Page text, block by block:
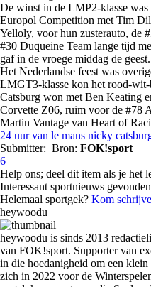
De winst in de LMP2-klasse
Europol Competition met Tim
Yelloly, voor hun zusterauto, de
#30 Duqueine Team lange tijd
gaf in de vroege middag de geest.
Het Nederlandse feest was
LMGT3-klasse kon het rood-
Catsburg won met Ben Keating
Corvette Z06, ruim voor de #78
Martin Vantage van Heart of
24 uur van le mans nicky
Submitter: Bron: FOK!sport
6
Help ons; deel dit item als je het
Interessant sportnieuws
Helemaal sportgek? Kom
heywoodu
heywoodu is sinds 2013
van FOK!sport. Supporter van
in die hoedanigheid om een
zich in 2022 voor de